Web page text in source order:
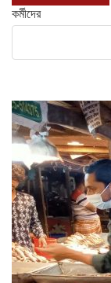
কর্মীদের